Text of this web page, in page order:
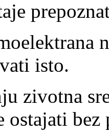
isto.
zivotna
bez